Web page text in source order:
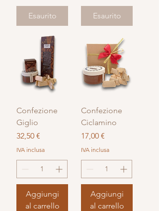
Esaurito Esaurito
Confezione
Giglio
Prezzo
32,50 €
IVA inclusa
Aggiungi
al carrello
Confezione
Ciclamino
Prezzo
17,00 €
IVA inclusa
Aggiungi
al carrello